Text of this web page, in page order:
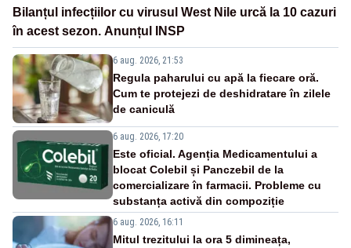
Bilanțul infecțiilor cu virusul West Nile urcă la 10 cazuri
în acest sezon. Anunțul INSP
6 aug. 2026, 21:53
Regula paharului cu apă la fiecare oră.
Cum te protejezi de deshidratare în zilele
de caniculă
6 aug. 2026, 17:20
Este oficial. Agenția Medicamentului a
blocat Colebil și Panczebil de la
comercializare în farmacii. Probleme cu
substanța activă din compoziție
6 aug. 2026, 16:11
Mitul trezitului la ora 5 dimineața,